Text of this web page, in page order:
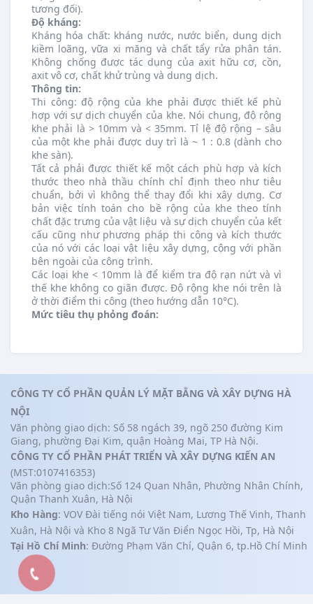
tương đối).
Độ kháng:
Kháng hóa chất: kháng nước, nước biển, dung dịch
kiềm loãng, vữa xi măng và chất tẩy rửa phân tán.
Không chống được tác dụng của axit hữu cơ, cồn,
axit vô cơ, chất khử trùng và dung dịch.
Thông tin:
Thi công: độ rộng của khe phải được thiết kế phù
hợp với sự dịch chuyển của khe. Nói chung, độ rộng
khe phải là > 10mm và < 35mm. Tỉ lệ độ rộng – sâu
của một khe phải được duy trì là ~ 1 : 0.8 (dành cho
khe sàn).
Tất cả phải được thiết kế một cách phù hợp và kích
thước theo nhà thầu chính chỉ định theo như tiêu
chuẩn, bởi vì không thể thay đổi khi xây dựng. Cơ
bản việc tính toán cho bề rộng của khe theo tính
chất đặc trưng của vật liệu và sự dịch chuyển của kết
cấu cũng như phương pháp thi công và kích thước
của nó với các loại vật liệu xây dựng, cộng với phần
bên ngoài của công trình.
Các loại khe < 10mm là để kiểm tra độ rạn nứt và vì
thế khe không co giãn được. Độ rộng khe nói trên là
ở thời điểm thi công (theo hướng dẫn 10°C).
Mức tiêu thụ phỏng đoán:
CÔNG TY CỔ PHẦN QUẢN LÝ MẶT BẰNG VÀ XÂY DỰNG HÀ
NỘI
Văn phòng giao dịch: Số 58 ngách 39, ngõ 250 đường Kim
Giang, phường Đại Kim, quận Hoàng Mai, TP Hà Nội.
CÔNG TY CỔ PHẦN PHÁT TRIỂN VÀ XÂY DỰNG KIẾN AN
(MST:0107416353)
Văn phòng giao dịch:Số 124 Quan Nhân, Phường Nhân Chính,
Quận Thanh Xuân, Hà Nội
Kho Hàng: VOV Đài tiếng nói Việt Nam, Lương Thế Vinh, Thanh
Xuân, Hà Nội và Kho 8 Ngã Tư Văn Điển Ngọc Hồi, Tp, Hà Nội
Tại Hồ Chí Minh: Đường Phạm Văn Chí, Quận 6, tp.Hồ Chí Minh